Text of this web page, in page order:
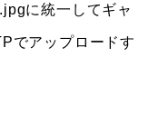
に統一してギャ
でアップロードす